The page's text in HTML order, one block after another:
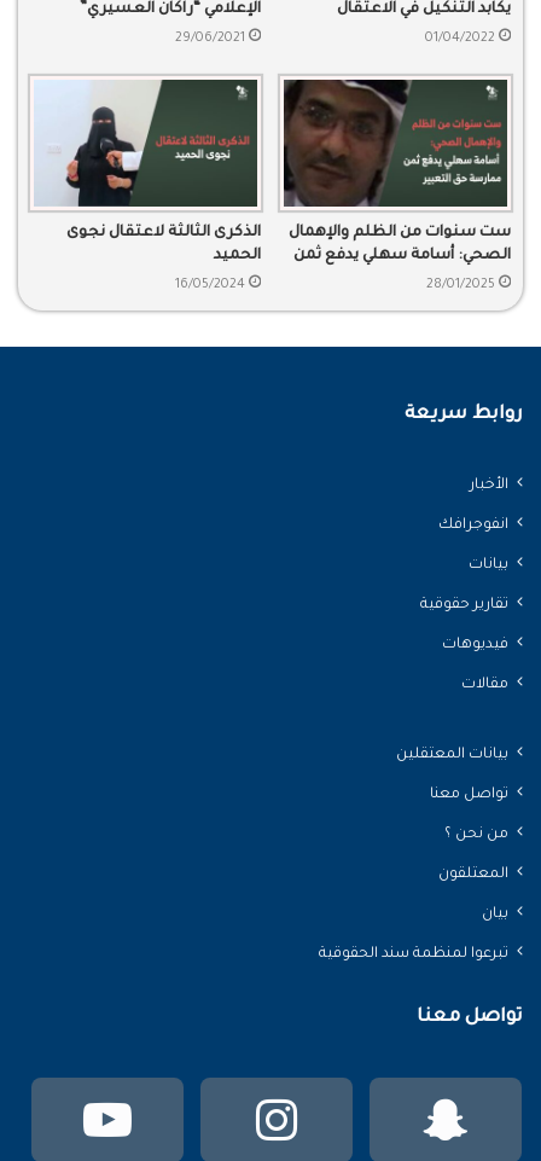
يكابد التنكيل في الاعتقال
01/04/2022
الإعلامي “راكان العسيري”
29/06/2021
ست سنوات من الظلم والإهمال
الصحي: أسامة سهلي يدفع ثمن
ممارسة حق التعبير
28/01/2025
الذكرى الثالثة لاعتقال نجوى
الحميد
16/05/2024
روابط سريعة
الأخبار
انفوجرافك
بيانات
تقارير حقوقية
فيديوهات
مقالات
بيانات المعتقلين
تواصل معنا
من نحن ؟
المعتلقون
بيان
تبرعوا لمنظمة سند الحقوقية
تواصل معنا
انستقرام سناب